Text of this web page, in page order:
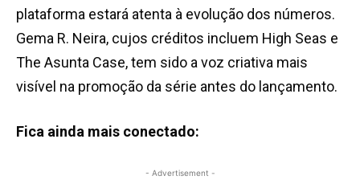
plataforma estará atenta à evolução dos números.
Gema R. Neira, cujos créditos incluem High Seas e
The Asunta Case, tem sido a voz criativa mais
visível na promoção da série antes do lançamento.
Fica ainda mais conectado:
- Advertisement -